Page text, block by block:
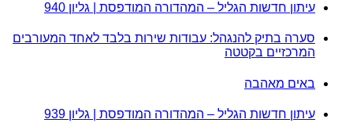
עיתון חדשות הגליל – המהדורה המודפסת | גליון 940
סערה בתיק להנגהל: עבודות שירות בלבד לאחד המעורבים
המרכזיים בקטטה
באים מאהבה
עיתון חדשות הגליל – המהדורה המודפסת | גליון 939